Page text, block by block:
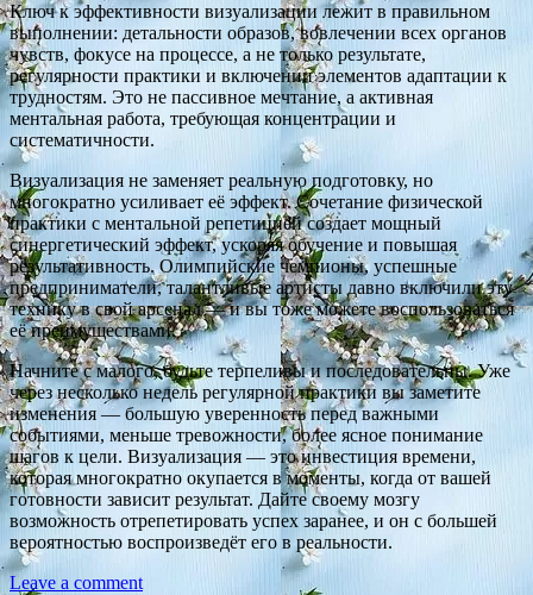
Ключ к эффективности визуализации лежит в правильном
выполнении: детальности образов, вовлечении всех органов
чувств, фокусе на процессе, а не только результате,
регулярности практики и включении элементов адаптации к
трудностям. Это не пассивное мечтание, а активная
ментальная работа, требующая концентрации и
систематичности.
Визуализация не заменяет реальную подготовку, но
многократно усиливает её эффект. Сочетание физической
практики с ментальной репетицией создает мощный
синергетический эффект, ускоряя обучение и повышая
результативность. Олимпийские чемпионы, успешные
предприниматели, талантливые артисты давно включили эту
технику в свой арсенал — и вы тоже можете воспользоваться
её преимуществами.
Начните с малого, будьте терпеливы и последовательны. Уже
через несколько недель регулярной практики вы заметите
изменения — большую уверенность перед важными
событиями, меньше тревожности, более ясное понимание
шагов к цели. Визуализация — это инвестиция времени,
которая многократно окупается в моменты, когда от вашей
готовности зависит результат. Дайте своему мозгу
возможность отрепетировать успех заранее, и он с большей
вероятностью воспроизведёт его в реальности.
Leave a comment